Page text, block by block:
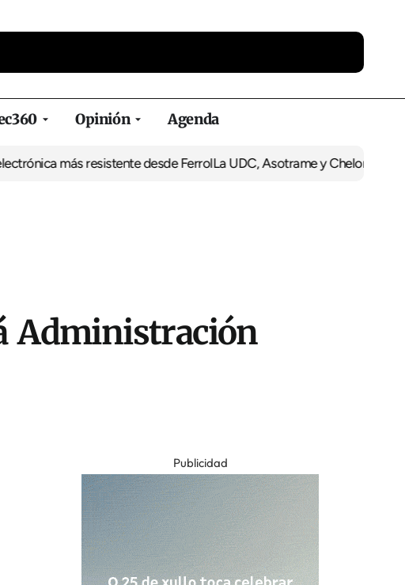
Opinión Agenda
más resistente desde FerrolLa UDC, Asotrame y Chelonia se
Administración
Publicidad